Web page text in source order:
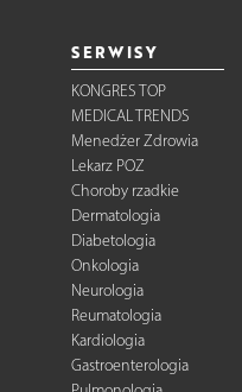
SERWISY
KONGRES TOP
MEDICAL TRENDS
Menedżer Zdrowia
Lekarz POZ
Choroby rzadkie
Dermatologia
Diabetologia
Onkologia
Neurologia
Reumatologia
Kardiologia
Gastroenterologia